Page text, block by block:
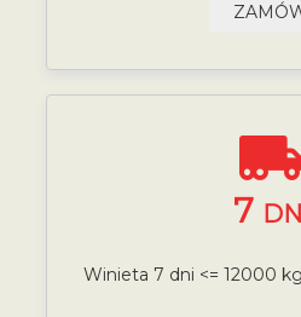
7
Winieta 7 dni <= 12000